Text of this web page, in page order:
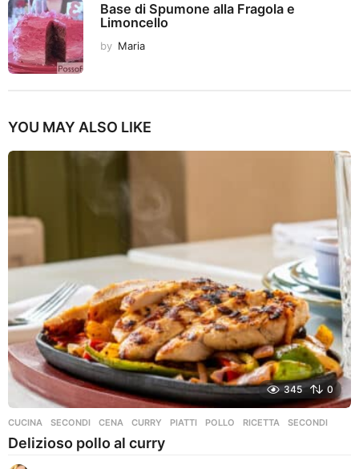
Base di Spumone alla Fragola e
Limoncello
by Maria
YOU MAY ALSO LIKE
345 0
CUCINA ,SECONDI CENA ,CURRY ,PIATTI ,POLLO ,RICETTA ,SECONDI
Delizioso pollo al curry